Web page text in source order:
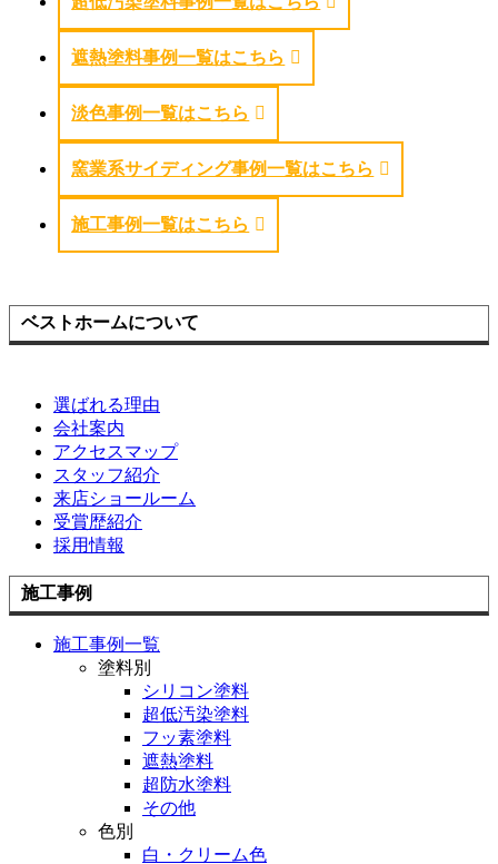
遮熱塗料事例一覧はこちら
淡色事例一覧はこちら
窯業系サイディング事例一覧はこちら
施工事例一覧はこちら
ベストホームについて
選ばれる理由
会社案内
アクセスマップ
スタッフ紹介
来店ショールーム
受賞歴紹介
採用情報
施工事例
施工事例一覧
塗料別
シリコン塗料
超低汚染塗料
フッ素塗料
遮熱塗料
超防水塗料
その他
色別
白・クリーム色